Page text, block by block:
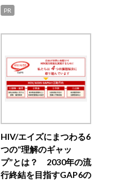
PR
HIV/エイズにまつわる6
つの“理解のギャッ
プ”とは？ 2030年の流
行終結を目指すGAP6の